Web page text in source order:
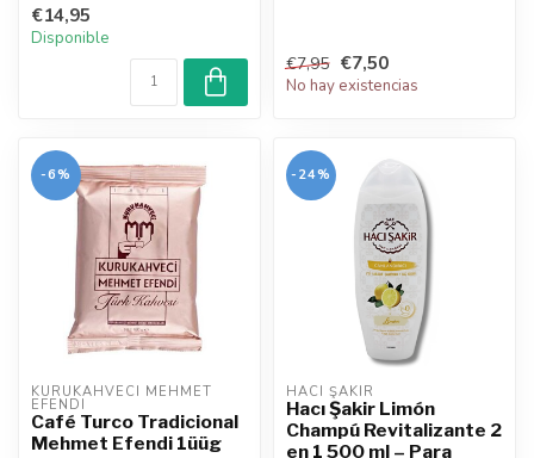
sal...
€14,95
Disponible
€7,95 €7,50
No hay existencias
-6%
KURUKAHVECI MEHMET
EFENDI
Café Turco Tradicional
Mehmet Efendi 1üüg
-24%
HACI ŞAKIR
Hacı Şakir Limón
Champú Revitalizante 2
en 1 500 ml – Para